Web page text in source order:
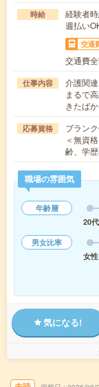
時給
経験者
週払い
交通
交通費
仕事内容
介護関連
まるで
きたば
応募資格
ブラン
＜無資
齢、学
職場の雰囲気
年齢層
20代
男女比率
女性
気になる!